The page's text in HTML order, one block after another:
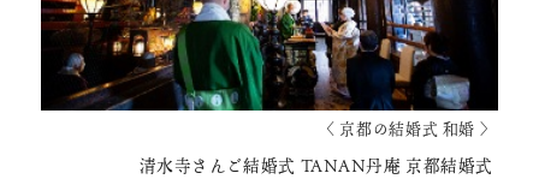
〈 京都の結婚式 和婚 〉
清水寺さんご結婚式 TANAN丹庵 京都結婚式